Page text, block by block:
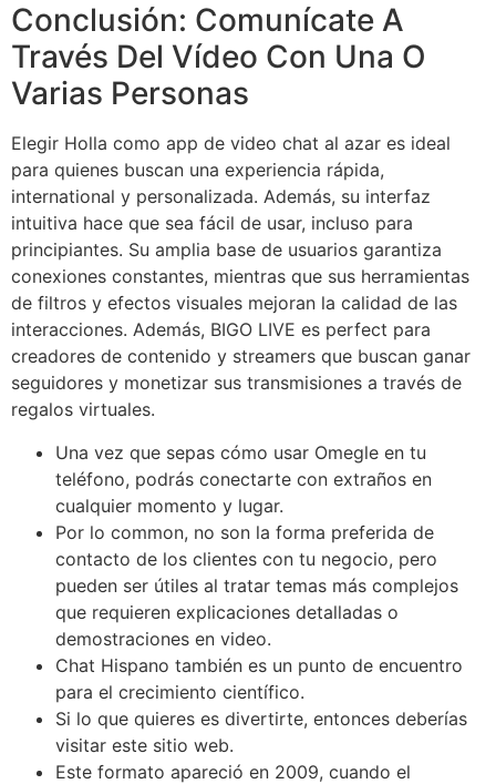
Conclusión: Comunícate A
Través Del Vídeo Con Una O
Varias Personas
Elegir Holla como app de video chat al azar es ideal
para quienes buscan una experiencia rápida,
international y personalizada. Además, su interfaz
intuitiva hace que sea fácil de usar, incluso para
principiantes. Su amplia base de usuarios garantiza
conexiones constantes, mientras que sus herramientas
de filtros y efectos visuales mejoran la calidad de las
interacciones. Además, BIGO LIVE es perfect para
creadores de contenido y streamers que buscan ganar
seguidores y monetizar sus transmisiones a través de
regalos virtuales.
Una vez que sepas cómo usar Omegle en tu
teléfono, podrás conectarte con extraños en
cualquier momento y lugar.
Por lo common, no son la forma preferida de
contacto de los clientes con tu negocio, pero
pueden ser útiles al tratar temas más complejos
que requieren explicaciones detalladas o
demostraciones en video.
Chat Hispano también es un punto de encuentro
para el crecimiento científico.
Si lo que quieres es divertirte, entonces deberías
visitar este sitio web.
Este formato apareció en 2009, cuando el